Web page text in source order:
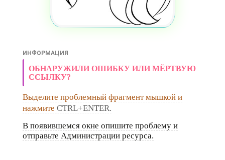
ИНФОРМАЦИЯ
ОБНАРУЖИЛИ ОШИБКУ ИЛИ МЁРТВУЮ
ССЫЛКУ?
Выделите проблемный фрагмент мышкой и
нажмите CTRL+ENTER.
В появившемся окне опишите проблему и
отправьте Администрации ресурса.